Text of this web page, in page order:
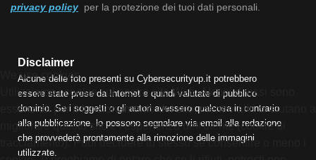
privacy policy per la protezione dei tuoi dati personali.
Disclaimer
Alcune delle foto presenti su Cybersecurityup.it potrebbero
essere state prese da Internet e quindi valutate di pubblico
dominio. Se i soggetti o gli autori avessero qualcosa in contrario
alla pubblicazione, lo possono segnalare via email alla redazione
che provvederà prontamente alla rimozione delle immagini
utilizzate.
We use cookies
Utilizziamo i cookie sul nostro sito Web. Alcuni di essi sono
essenziali per il funzionamento del sito, mentre altri ci aiutano a
migliorare questo sito e l'esperienza dell'utente (cookie di
tracciamento). Puoi decidere tu stesso se consentire o meno i